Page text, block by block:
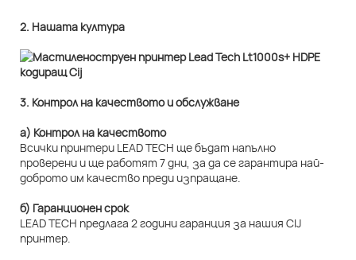
2. Нашата култура
3. Контрол на качеството и обслужване
а) Контрол на качеството
Всички принтери LEAD TECH ще бъдат напълно
проверени и ще работят 7 дни, за да се гарантира най-
доброто им качество преди изпращане.
б) Гаранционен срок
LEAD TECH предлага 2 години гаранция за нашия CIJ
принтер.